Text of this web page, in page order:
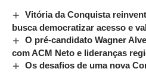
Vitória da Conquista
busca democratizar acesso e
O pré-candidato Wagner
com ACM Neto e lideranças
Os desafios de uma nova